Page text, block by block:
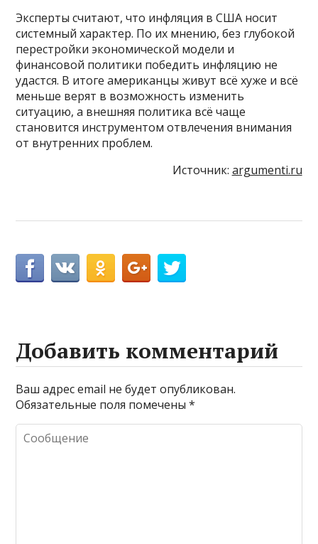
Эксперты считают, что инфляция в США носит
системный характер. По их мнению, без глубокой
перестройки экономической модели и
финансовой политики победить инфляцию не
удастся. В итоге американцы живут всё хуже и всё
меньше верят в возможность изменить
ситуацию, а внешняя политика всё чаще
становится инструментом отвлечения внимания
от внутренних проблем.
Источник: argumenti.ru
Добавить комментарий
Ваш адрес email не будет опубликован.
Обязательные поля помечены*